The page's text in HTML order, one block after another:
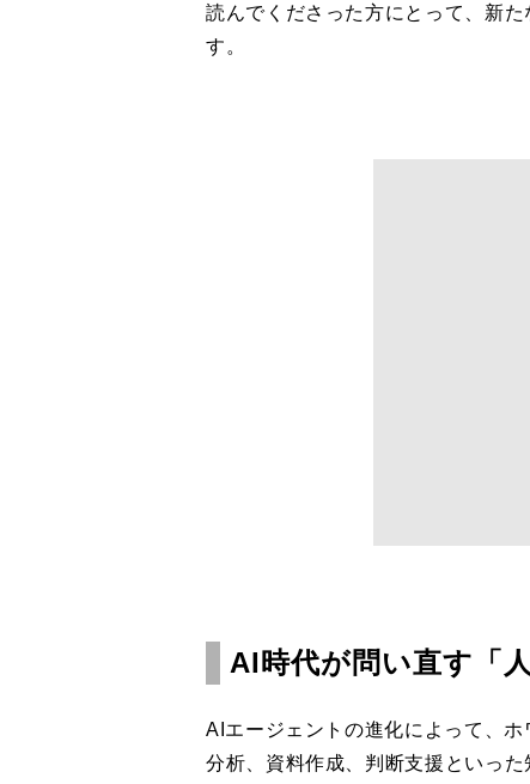
読んでくださった方にとって、新
す。
AI時代が問い直す「人
AIエージェントの進化によって、
分析、資料作成、判断支援といっ